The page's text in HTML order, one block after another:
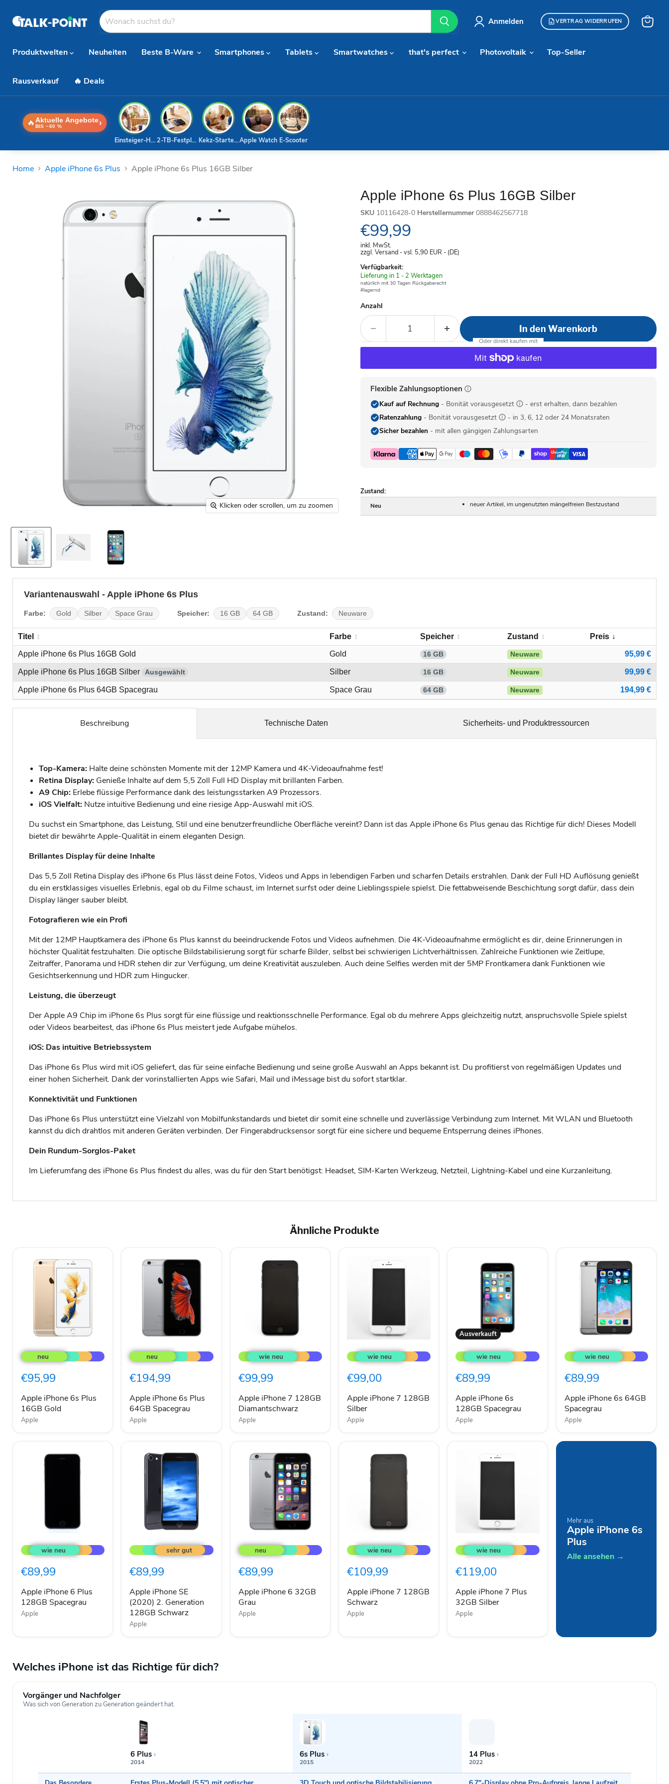
Anmelden VERTRAG WIDERRUFEN
Produktwelten
Neuheiten Beste B-Ware Smartphones Tablets Smartwatches that's perfect Photovoltaik Top-Seller
Rausverkauf 🔥 Deals
🔥 Aktuelle Angebote
BIS −60 % ›
E-Scooter
Apple Watch
Kekz-Starterset
2-TB-Festplatte
Einsteiger-Handy
Home Apple iPhone 6s Plus Apple iPhone 6s Plus 16GB Silber
Klicken oder scrollen, um zu zoomen
Apple iPhone 6s Plus 16GB Silber
SKU 10116428-0 Herstellernummer 0888462567718
Aktueller Preis
€99,99
inkl. MwSt.
zzgl. Versand - vsl. 5,90 EUR - (DE)
Verfügbarkeit:
Verfügbar
-
Lieferung in 1 - 2 Werktagen
natürlich mit 30 Tagen Rückgaberecht
#lagernd
Anzahl
In den Warenkorb
Flexible Zahlungsoptionen
Kauf auf Rechnung- Bonität vorausgesetzt
- erst erhalten, dann bezahlen
Ratenzahlung- Bonität vorausgesetzt
- in 3, 6, 12 oder 24 Monatsraten
Sicher bezahlen- mit allen gängigen Zahlungsarten
Zustand:
Neu neuer Artikel, im ungenutzten mängelfreien Bestzustand
Variantenauswahl - Apple iPhone 6s Plus
Farbe: Gold Silber Space Grau Speicher: 16 GB 64 GB Zustand: Neuware
Titel Farbe Speicher Zustand Preis
Apple iPhone 6s Plus 16GB Gold Gold 16 GB Neuware 95,99 €
Apple iPhone 6s Plus 16GB Silber Ausgewählt Silber 16 GB Neuware 99,99 €
Apple iPhone 6s Plus 64GB Spacegrau Space Grau 64 GB Neuware 194,99 €
Beschreibung
Top-Kamera: Halte deine schönsten Momente mit der 12MP Kamera und 4K-Videoaufnahme fest!
Retina Display: Genieße Inhalte auf dem 5,5 Zoll Full HD Display mit brillanten Farben.
A9 Chip: Erlebe flüssige Performance dank des leistungsstarken A9 Prozessors.
iOS Vielfalt: Nutze intuitive Bedienung und eine riesige App-Auswahl mit iOS.
Du suchst ein Smartphone, das Leistung, Stil und eine benutzerfreundliche Oberfläche vereint? Dann ist das Apple iPhone 6s Plus genau das Richtige für dich! Dieses Modell
bietet dir bewährte Apple-Qualität in einem eleganten Design.
Brillantes Display für deine Inhalte
Das 5,5 Zoll Retina Display des iPhone 6s Plus lässt deine Fotos, Videos und Apps in lebendigen Farben und scharfen Details erstrahlen. Dank der Full HD Auflösung genießt
du ein erstklassiges visuelles Erlebnis, egal ob du Filme schaust, im Internet surfst oder deine Lieblingsspiele spielst. Die fettabweisende Beschichtung sorgt dafür, dass dein
Display länger sauber bleibt.
Fotografieren wie ein Profi
Mit der 12MP Hauptkamera des iPhone 6s Plus kannst du beeindruckende Fotos und Videos aufnehmen. Die 4K-Videoaufnahme ermöglicht es dir, deine Erinnerungen in
höchster Qualität festzuhalten. Die optische Bildstabilisierung sorgt für scharfe Bilder, selbst bei schwierigen Lichtverhältnissen. Zahlreiche Funktionen wie Zeitlupe,
Zeitraffer, Panorama und HDR stehen dir zur Verfügung, um deine Kreativität auszuleben. Auch deine Selfies werden mit der 5MP Frontkamera dank Funktionen wie
Gesichtserkennung und HDR zum Hingucker.
Leistung, die überzeugt
Der Apple A9 Chip im iPhone 6s Plus sorgt für eine flüssige und reaktionsschnelle Performance. Egal ob du mehrere Apps gleichzeitig nutzt, anspruchsvolle Spiele spielst
oder Videos bearbeitest, das iPhone 6s Plus meistert jede Aufgabe mühelos.
iOS: Das intuitive Betriebssystem
Das iPhone 6s Plus wird mit iOS geliefert, das für seine einfache Bedienung und seine große Auswahl an Apps bekannt ist. Du profitierst von regelmäßigen Updates und
einer hohen Sicherheit. Dank der vorinstallierten Apps wie Safari, Mail und iMessage bist du sofort startklar.
Konnektivität und Funktionen
Das iPhone 6s Plus unterstützt eine Vielzahl von Mobilfunkstandards und bietet dir somit eine schnelle und zuverlässige Verbindung zum Internet. Mit WLAN und Bluetooth
kannst du dich drahtlos mit anderen Geräten verbinden. Der Fingerabdrucksensor sorgt für eine sichere und bequeme Entsperrung deines iPhones.
Dein Rundum-Sorglos-Paket
Im Lieferumfang des iPhone 6s Plus findest du alles, was du für den Start benötigst: Headset, SIM-Karten Werkzeug, Netzteil, Lightning-Kabel und eine Kurzanleitung.
Technische Daten Sicherheits- und Produktressourcen
Ähnliche Produkte
iPhone
6s
16GB
€95,99
Apple iPhone 6s Plus
16GB Gold
Apple
iPhone
6s
64GB
€194,99
Apple iPhone 6s Plus
64GB Spacegrau
Apple
iPhone
7
Diamantschwarz
€99,99
Apple iPhone 7 128GB
Diamantschwarz
Apple
iPhone
7
Silber
€99,00
Apple iPhone 7 128GB
Silber
Apple
Ausverkauft
iPhone
6s
Spacegrau
€89,99
Apple iPhone 6s
128GB Spacegrau
Apple
iPhone
6s
Spacegrau
€89,99
Apple iPhone 6s 64GB
Spacegrau
Apple
iPhone
6
128GB
€89,99
Apple iPhone 6 Plus
128GB Spacegrau
Apple
iPhone
SE
2.
128GB
Schwarz
€89,99
Apple iPhone SE
(2020) 2. Generation
128GB Schwarz
Apple
iPhone
6
Grau
€89,99
Apple iPhone 6 32GB
Grau
Apple
iPhone
7
Schwarz
€109,99
Apple iPhone 7 128GB
Schwarz
Apple
iPhone
7
32GB
€119,00
Apple iPhone 7 Plus
32GB Silber
Apple
Mehr aus
Apple iPhone 6s
Plus
Alle ansehen →
Welches iPhone ist das Richtige für dich?
Vorgänger und Nachfolger
Was sich von Generation zu Generation geändert hat.
6 Plus ›
2014
6s Plus ›
2015
14 Plus ›
2022